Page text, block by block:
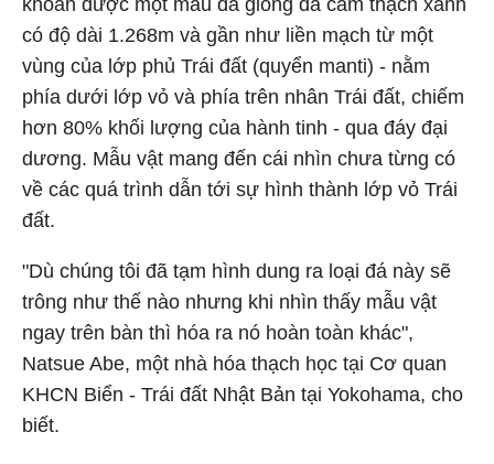
khoan được một mẫu đá giống đá cẩm thạch xanh
có độ dài 1.268m và gần như liền mạch từ một
vùng của lớp phủ Trái đất (quyển manti) - nằm
phía dưới lớp vỏ và phía trên nhân Trái đất, chiếm
hơn 80% khối lượng của hành tinh - qua đáy đại
dương. Mẫu vật mang đến cái nhìn chưa từng có
về các quá trình dẫn tới sự hình thành lớp vỏ Trái
đất.
"Dù chúng tôi đã tạm hình dung ra loại đá này sẽ
trông như thế nào nhưng khi nhìn thấy mẫu vật
ngay trên bàn thì hóa ra nó hoàn toàn khác",
Natsue Abe, một nhà hóa thạch học tại Cơ quan
KHCN Biển - Trái đất Nhật Bản tại Yokohama, cho
biết.